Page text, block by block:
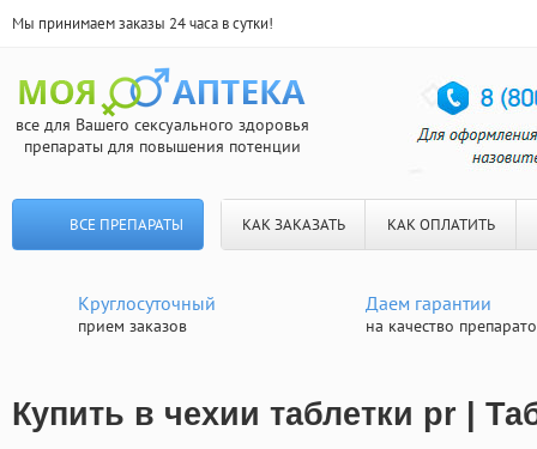
Мы принимаем заказы 24 часа в сутки!
все для Вашего сексуального здоровья
препараты для повышения потенции
ВСЕ ПРЕПАРАТЫ КАК ЗАКАЗАТЬ КАК ОПЛАТИТЬ
Круглосуточный
прием заказов
Даем гарантии
на качество
Купить в чехии таблетки pr |